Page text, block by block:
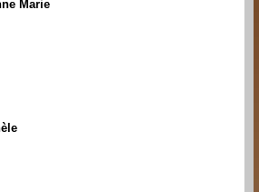
Marie